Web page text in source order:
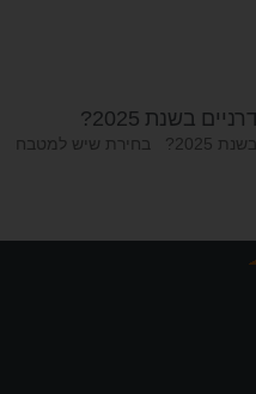
בשנת 2025?
איזה שיש מתאים למטבחים מודרניים בשנת 2025? בחירת שיש למטבח